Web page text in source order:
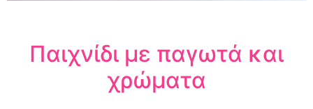
Παιχνίδι με παγωτά και
χρώματα